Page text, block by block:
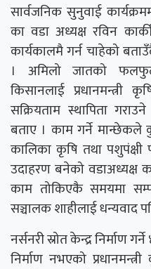
सार्वजनिक सुनुवाई
का वडा अध्यक्ष रविन
कार्यकालमै गर्न चाहेको
। अमिलो जातको
किसानलाई प्रधानमन्त्री
सक्रियताम स्थापिता
बताए । काम गर्ने मान्छेकले
कालिका कृषि तथा
उदाहरण बनेको वडाअध्यक्ष
काम तोकिएकै समयमा
सञ्चालक शाहीलाई धन्यवाद
नर्सनरी स्रोत केन्द्र निर्माण
निर्माण नभएको